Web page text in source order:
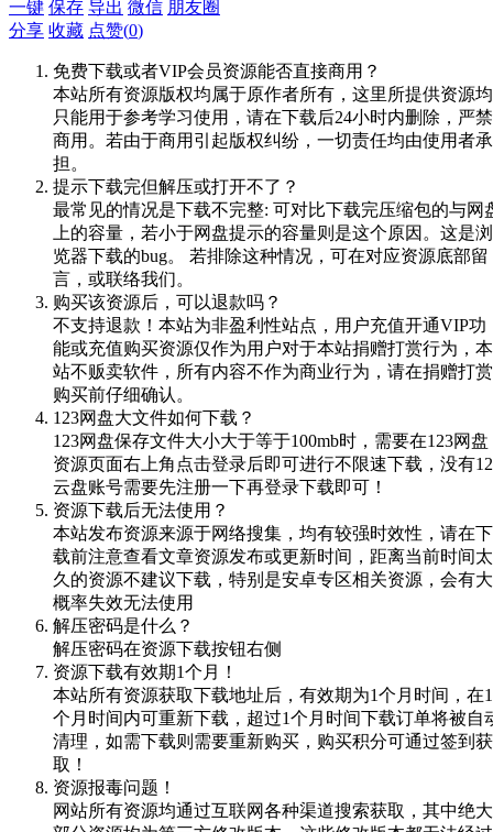
一键 保存 导出 微信 朋友圈
分享 收藏 点赞(0)
免费下载或者VIP会员资源能否直接商用？
本站所有资源版权均属于原作者所有，这里所提供资源均
只能用于参考学习使用，请在下载后24小时内删除，严禁
商用。若由于商用引起版权纠纷，一切责任均由使用者承
担。
提示下载完但解压或打开不了？
最常见的情况是下载不完整: 可对比下载完压缩包的与网
上的容量，若小于网盘提示的容量则是这个原因。这是浏
览器下载的bug。 若排除这种情况，可在对应资源底部留
言，或联络我们。
购买该资源后，可以退款吗？
不支持退款！本站为非盈利性站点，用户充值开通VIP功
能或充值购买资源仅作为用户对于本站捐赠打赏行为，本
站不贩卖软件，所有内容不作为商业行为，请在捐赠打赏
购买前仔细确认。
123网盘大文件如何下载？
123网盘保存文件大小大于等于100mb时，需要在123网盘
资源页面右上角点击登录后即可进行不限速下载，没有
云盘账号需要先注册一下再登录下载即可！
资源下载后无法使用？
本站发布资源来源于网络搜集，均有较强时效性，请在下
载前注意查看文章资源发布或更新时间，距离当前时间太
久的资源不建议下载，特别是安卓专区相关资源，会有大
概率失效无法使用
解压密码是什么？
解压密码在资源下载按钮右侧
资源下载有效期1个月！
本站所有资源获取下载地址后，有效期为1个月时间，在1
个月时间内可重新下载，超过1个月时间下载订单将被自
清理，如需下载则需要重新购买，购买积分可通过签到获
取！
资源报毒问题！
网站所有资源均通过互联网各种渠道搜索获取，其中绝大